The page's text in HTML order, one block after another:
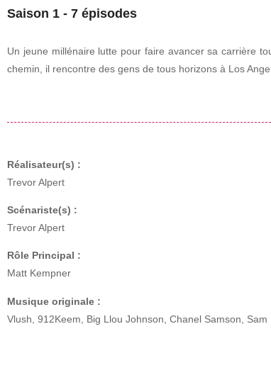
Saison 1 - 7 épisodes
Un jeune millénaire lutte pour faire avancer sa carrière
chemin, il rencontre des gens de tous horizons à Los
Réalisateur(s) :
Trevor Alpert
Scénariste(s) :
Trevor Alpert
Rôle Principal :
Matt Kempner
Musique originale :
Vlush, 912Keem, Big Llou Johnson, Chanel Samson, Sam